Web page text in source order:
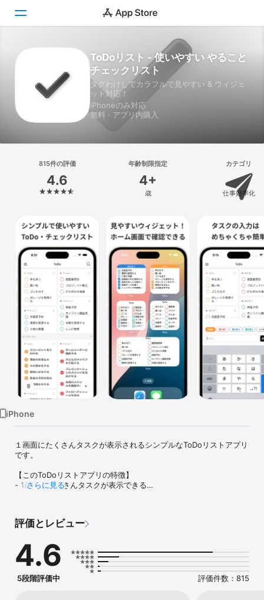
ゲーム
検索
プラットフォーム
iPhone
Mac
Vision
Watch
TV
ToDoリスト - 使いやすい やること
チェックリスト
タグわけしてカラフルで見やすい & ウィジェ
ット対応！
iPhoneのみ対応
無料 · アプリ内購入
815件の評価
4.6
年齢制限指定
4+
歳
カテゴリ
仕事効率化
iPhone
１画面にたくさんタスクが表示されるシンプルなToDoリストアプリ
です。
【このToDoリストアプリの特徴】
- 1画面にたくさんタスクが表示できる
る
- 仕事や買い物、予定などをリストごとに分けて見やすい
- 簡単にタスクが記録できるよう、できるだけシンプルな作り
- タスクの削除も１タップで可能！（チェック済みのタスクのみ）
- チェック済みのToDoを下に分けて表示
- テキストのサイズを変更したり、色々カスタマイズできる
さらに見る
評価とレビュー
4.6
5段階評価中 評価件数：815